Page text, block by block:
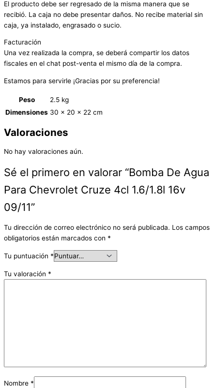
El producto debe ser regresado de la misma manera que se
recibió. La caja no debe presentar daños. No recibe material sin
caja, ya instalado, engrasado o sucio.
Facturación
Una vez realizada la compra, se deberá compartir los datos
fiscales en el chat post-venta el mismo día de la compra.
Estamos para servirle ¡Gracias por su preferencia!
Peso
2.5 kg
Dimensiones 30 × 20 × 22 cm
Valoraciones
No hay valoraciones aún.
Sé el primero en valorar “Bomba De Agua
Para Chevrolet Cruze 4cl 1.6/1.8l 16v
09/11”
Tu dirección de correo electrónico no será publicada. Los campos
obligatorios están marcados con *
Tu puntuación *
Tu valoración *
Nombre *